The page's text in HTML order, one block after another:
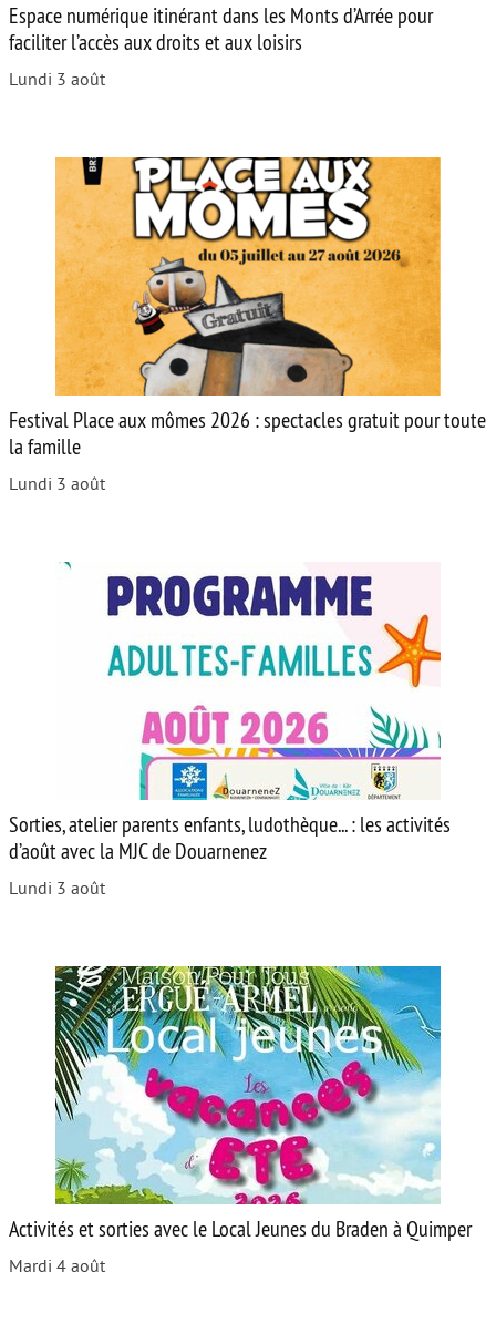
Espace numérique itinérant dans les Monts d’Arrée pour
faciliter l’accès aux droits et aux loisirs
Lundi 3 août
Festival Place aux mômes 2026 : spectacles gratuit pour toute
la famille
Lundi 3 août
Sorties, atelier parents enfants, ludothèque... : les activités
d’août avec la MJC de Douarnenez
Lundi 3 août
Activités et sorties avec le Local Jeunes du Braden à Quimper
Mardi 4 août